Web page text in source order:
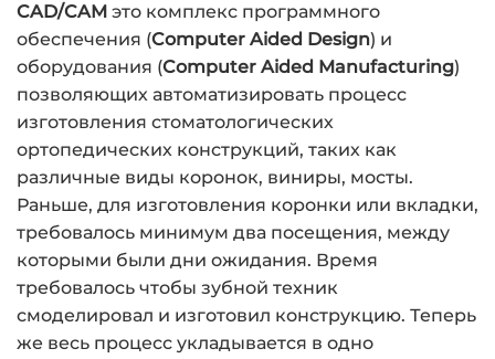
CAD/CAM это комплекс программного
обеспечения (Computer Aided Design) и
оборудования (Computer Aided Manufacturing)
позволяющих автоматизировать процесс
изготовления стоматологических
ортопедических конструкций, таких как
различные виды коронок, виниры, мосты.
Раньше, для изготовления коронки или вкладки,
требовалось минимум два посещения, между
которыми были дни ожидания. Время
требовалось чтобы зубной техник
смоделировал и изготовил конструкцию. Теперь
же весь процесс укладывается в одно